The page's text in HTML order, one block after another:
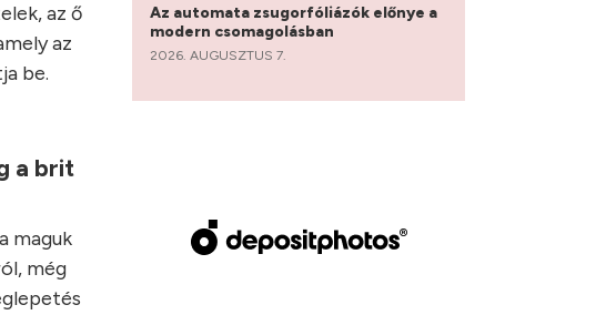
az ő
az
be.
a brit
maguk
még
Az automata zsugorfóliázók előnye a
modern csomagolásban
2026. AUGUSZTUS 7.